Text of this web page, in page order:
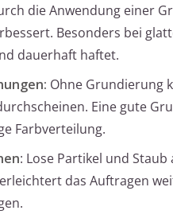
die Anwendung einer
Besonders bei
dauerhaft haftet.
Ohne Grundierung
Eine gute
Farbverteilung.
: Lose Partikel und
das Auftragen